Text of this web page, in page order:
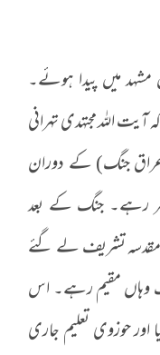
میں مشہد میں پیدا ہوئے۔
آیت اللہ مجتہدی تہرانی
جنگ) کے دوران
رہے۔ جنگ کے بعد
قم مقدسہ تشریف لے گئے
تک وہاں مقیم رہے۔ اس
حوزوی تعلیم جاری